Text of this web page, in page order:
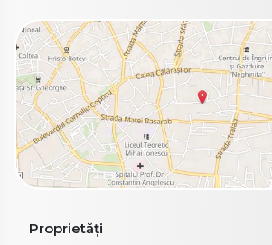
Proprietăți